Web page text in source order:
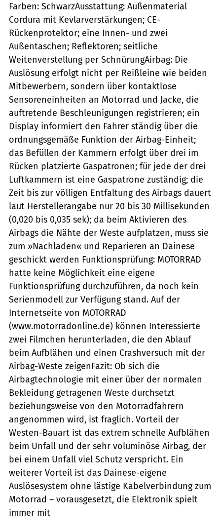
Farben: SchwarzAusstattung: Außenmaterial
Cordura mit Kevlarverstärkungen; CE-
Rückenprotektor; eine Innen- und zwei
Außentaschen; Reflektoren; seitliche
Weitenverstellung per SchnürungAirbag: Die
Auslösung erfolgt nicht per Reißleine wie beiden
Mitbewerbern, sondern über kontaktlose
Sensoreneinheiten an Motorrad und Jacke, die
auftretende Beschleunigungen registrieren; ein
Display informiert den Fahrer ständig über die
ordnungsgemäße Funktion der Airbag-Einheit;
das Befüllen der Kammern erfolgt über drei im
Rücken platzierte Gaspatronen; für jede der drei
Luftkammern ist eine Gaspatrone zuständig; die
Zeit bis zur völligen Entfaltung des Airbags dauert
laut Herstellerangabe nur 20 bis 30 Millisekunden
(0,020 bis 0,035 sek); da beim Aktivieren des
Airbags die Nähte der Weste aufplatzen, muss sie
zum »Nachladen« und Reparieren an Dainese
geschickt werden Funktionsprüfung: MOTORRAD
hatte keine Möglichkeit eine eigene
Funktionsprüfung durchzuführen, da noch kein
Serienmodell zur Verfügung stand. Auf der
Internetseite von MOTORRAD
(www.motorradonline.de) können Interessierte
zwei Filmchen herunterladen, die den Ablauf
beim Aufblähen und einen Crashversuch mit der
Airbag-Weste zeigenFazit: Ob sich die
Airbagtechnologie mit einer über der normalen
Bekleidung getragenen Weste durchsetzt
beziehungsweise von den Motorradfahrern
angenommen wird, ist fraglich. Vorteil der
Westen-Bauart ist das extrem schnelle Aufblähen
beim Unfall und der sehr voluminöse Airbag, der
bei einem Unfall viel Schutz verspricht. Ein
weiterer Vorteil ist das Dainese-eigene
Auslösesystem ohne lästige Kabelverbindung zum
Motorrad – vorausgesetzt, die Elektronik spielt
immer mit